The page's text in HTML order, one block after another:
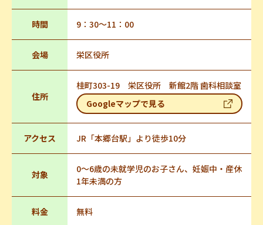
時間 9：30～11：00
会場 栄区役所
住所
桂町303-19 栄区役所 新館2階 歯科相談室
Googleマップで見る
アクセス JR「本郷台駅」より徒歩10分
対象
0～6歳の未就学児のお子さん、妊娠中・産休
1年未満の方
料金 無料